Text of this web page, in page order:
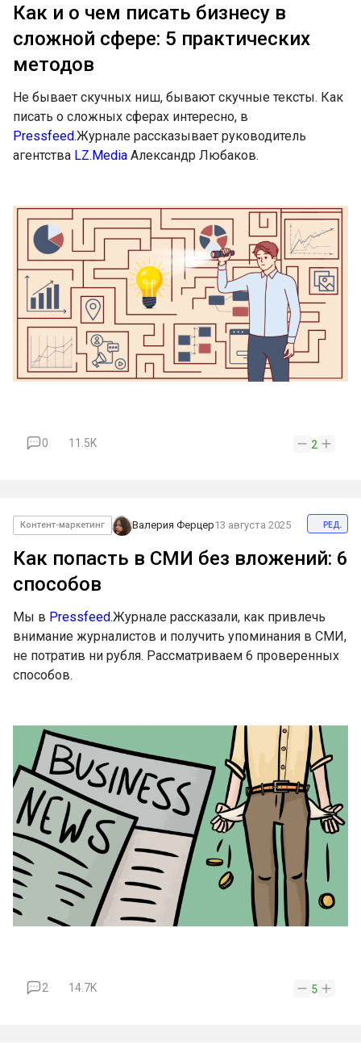
Как и о чем писать бизнесу в
сложной сфере: 5 практических
методов
Не бывает скучных ниш, бывают скучные тексты. Как
писать о сложных сферах интересно, в
Pressfeed.Журнале рассказывает руководитель
агентства LZ.Media Александр Любаков.
0 11.5K 2
Контент-маркетинг Валерия Ферцер13 августа 2025 ред.
Как попасть в СМИ без вложений: 6
способов
Мы в Pressfeed.Журнале рассказали, как привлечь
внимание журналистов и получить упоминания в СМИ,
не потратив ни рубля. Рассматриваем 6 проверенных
способов.
2 14.7K 5